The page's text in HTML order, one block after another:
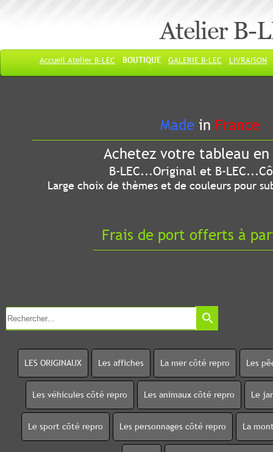
Atelier B-
Accueil Atelier B-LEC BOUTIQUE GALERIE B-LEC LIVRAISON
Made in France
Achetez votre tableau
B-LEC...Original et B-
Large choix de thèmes et de couleurs pour
Frais de port offerts à
search
LES ORIGINAUX Les affiches La mer côté repro Les
Les véhicules côté repro Les animaux côté repro Le
Le sport côté repro Les personnages côté repro La